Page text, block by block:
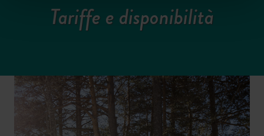
Tariffe e disponibilità